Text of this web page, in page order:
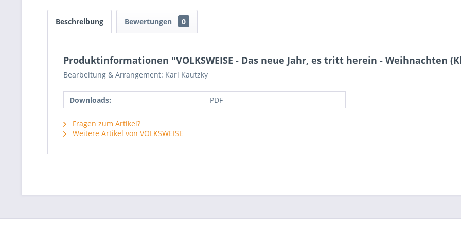
Beschreibung Bewertungen 0
Produktinformationen "VOLKSWEISE - Das neue Jahr, es tritt herein - Weihnachten
Bearbeitung & Arrangement: Karl Kautzky
Downloads: PDF
Fragen zum Artikel?
Weitere Artikel von VOLKSWEISE